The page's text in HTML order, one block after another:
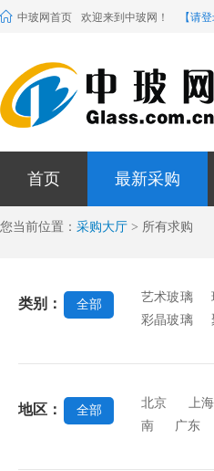
中玻网首页 欢迎来到中玻网！ 【请登
首页 最新采购
您当前位置： 采购大厅 > 所有求购
类别： 全部
艺术玻璃
彩晶玻璃
璃
雕刻玻
地区： 全部
北京 上海
南
广东